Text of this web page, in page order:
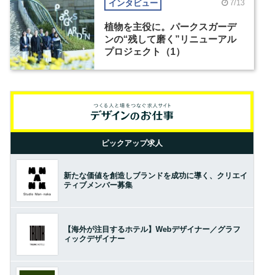
インタビュー 7/13
植物を主役に。パークスガーデ
ンの“残して磨く”リニューアル
プロジェクト（1）
ピックアップ求人
新たな価値を創造しブランドを成功に導く、クリエイ
ティブメンバー募集
【海外が注目するホテル】Webデザイナー／グラフ
ィックデザイナー